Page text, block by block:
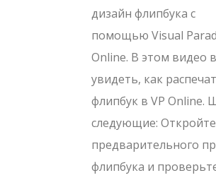
дизайн флипбука с
помощью Visual
Online. В этом видео
увидеть, как
флипбук в VP Online.
следующие:
предварительного
флипбука и